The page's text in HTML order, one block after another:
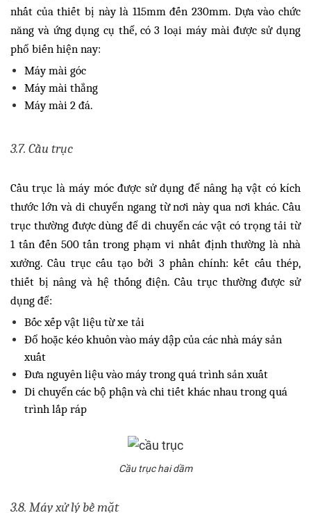
nhất của thiết bị này là 115mm đến 230mm. Dựa vào chức
năng và ứng dụng cụ thể, có 3 loại máy mài được sử dụng
phổ biến hiện nay:
Máy mài góc
Máy mài thẳng
Máy mài 2 đá.
3.7. Cầu trục
Cầu trục là máy móc được sử dụng để nâng hạ vật có kích
thước lớn và di chuyển ngang từ nơi này qua nơi khác. Cầu
trục thường được dùng để di chuyển các vật có trọng tải từ
1 tấn đến 500 tấn trong phạm vi nhất định thường là nhà
xưởng. Cầu trục cấu tạo bởi 3 phần chính: kết cấu thép,
thiết bị nâng và hệ thống điện. Cầu trục thường được sử
dụng để:
Bốc xếp vật liệu từ xe tải
Đổ hoặc kéo khuôn vào máy dập của các nhà máy sản
xuất
Đưa nguyên liệu vào máy trong quá trình sản xuất
Di chuyển các bộ phận và chi tiết khác nhau trong quá
trình lắp ráp
Cầu trục hai dầm
3.8. Máy xử lý bề mặt